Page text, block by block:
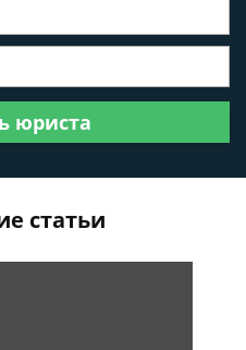
юриста
статьи